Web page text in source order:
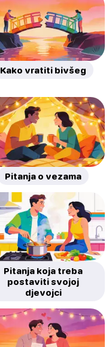
Kako vratiti bivšeg
Pitanja o vezama
Pitanja koja treba
postaviti svojoj
djevojci